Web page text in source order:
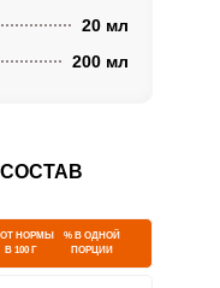
20 мл
200 мл
ОТ НОРМЫ
В 100 Г
% В ОДНОЙ
ПОРЦИИ